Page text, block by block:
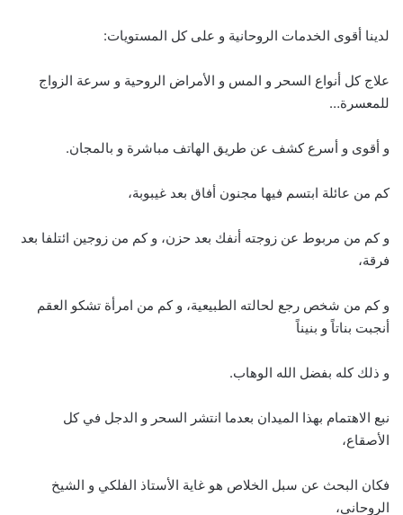
لدينا أقوى الخدمات الروحانية و على كل المستويات:
علاج كل أنواع السحر و المس و الأمراض الروحية و سرعة الزواج
للمعسرة…
و أقوى و أسرع كشف عن طريق الهاتف مباشرة و بالمجان.
كم من عائلة ابتسم فيها مجنون أفاق بعد غيبوبة،
و كم من مربوط عن زوجته أنفك بعد حزن، و كم من زوجين ائتلفا بعد
فرقة،
و كم من شخص رجع لحالته الطبيعية، و كم من امرأة تشكو العقم
أنجبت بناتاً و بنيناً
و ذلك كله بفضل الله الوهاب.
نبع الاهتمام بهذا الميدان بعدما انتشر السحر و الدجل في كل
الأصقاع،
فكان البحث عن سبل الخلاص هو غاية الأستاذ الفلكي و الشيخ
الروحاني،